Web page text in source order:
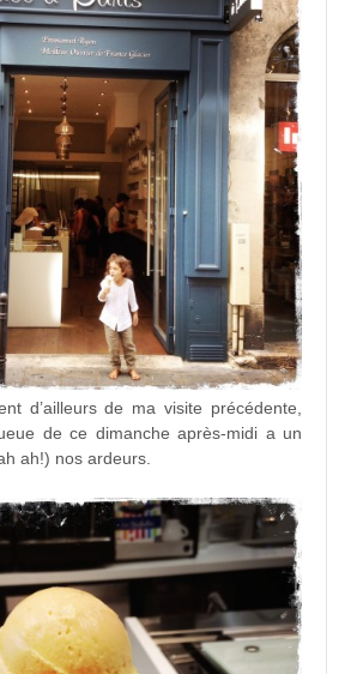
d’ailleurs de ma visite précédente,
de ce dimanche après-midi a un
ah!) nos ardeurs.